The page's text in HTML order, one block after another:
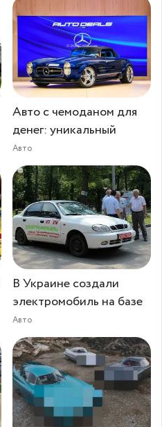
Авто с чемоданом для
денег: уникальный
Авто
В Украине создали
электромобиль на базе
Авто